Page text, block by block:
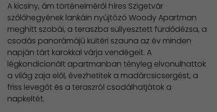
A kicsiny, ám történelméről híres Szigetvár
szőlőhegyének lankáin nyújtózó Woody Apartman
meghitt szobái, a teraszba süllyesztett fürdődézsa, a
csodás panorámájú kültéri szauna az év minden
napján tárt karokkal várja vendégeit. A
légkondicionált apartmanban tényleg elvonulhattok
a világ zaja elől, évezhetitek a madárcsicsergést, a
friss levegőt és a teraszról csodálhatjátok a
napkeltét.